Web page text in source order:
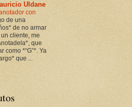
Uldane
con
de una
de no armar
cliente, me
que
como *“G”*. Ya
que ...